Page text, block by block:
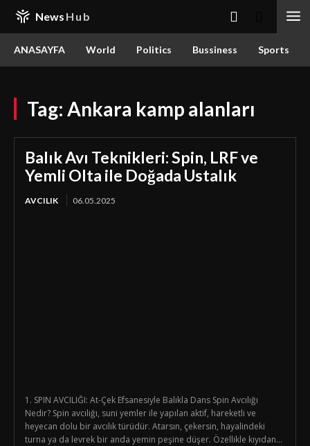
News Hub
ANASAYFA World Politics Bussiness Sports
Tag: Ankara kamp alanları
Balık Avı Teknikleri: Spin, LRF ve
Yemli Olta ile Doğada Ustalık
AVCILIK 06.05.2025
1. SPIN AVCILIĞI: At-Çek Efsanesiyle Balıkla Dans Spin Avcılığı
Nedir? Spin avcılığı, suni yemler ile yapılan aktif, hareketli ve
heyecan dolu bir avcılık türüdür. Atarsın, çekersin, hayalindeki
turna ya da levrek bir anda yemin peşine düşer. Özellikle kıyıdan...